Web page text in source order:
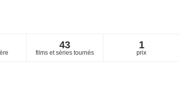
43
films et séries tournés
1
prix